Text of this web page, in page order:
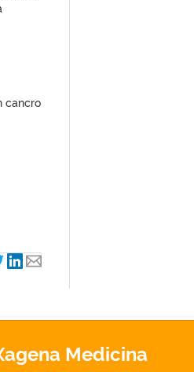
cancro
Medicina